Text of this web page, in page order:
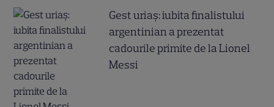
Gest uriaș: iubita finalistului
argentinian a prezentat
cadourile primite de la Lionel
Messi